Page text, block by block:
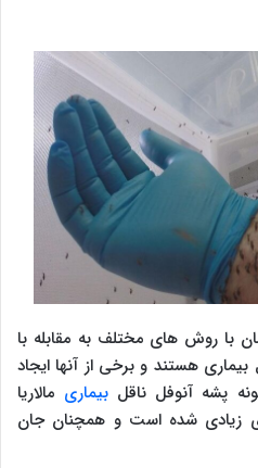
با روش های مختلف به مقابله با
هستند و برخی از آنها ایجاد
پشه آنوفل ناقل بیماری مالاریا
زیادی شده است و همچنان جان